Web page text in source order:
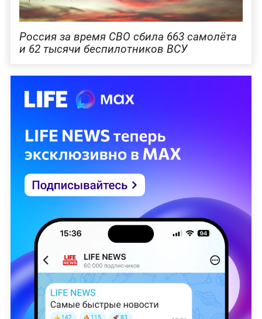
Россия за время СВО сбила 663 самолёта
и 62 тысячи беспилотников ВСУ